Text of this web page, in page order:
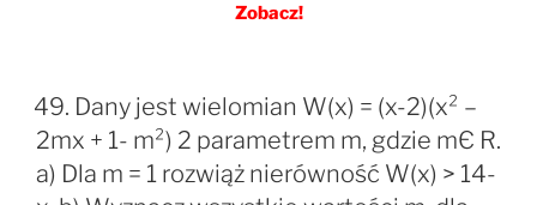
Zobacz!
49. Dany jest wielomian W(x) = (x-2)(x² –
2mx + 1- m²) 2 parametrem m, gdzie mЄ R.
a) Dla m = 1 rozwiąż nierówność W(x) > 14-